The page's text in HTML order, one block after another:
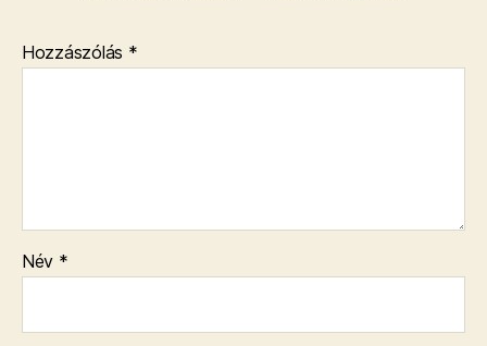
Hozzászólás *
Név *